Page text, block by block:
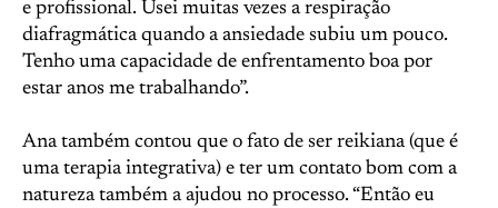
e profissional. Usei muitas vezes a respiração
diafragmática quando a ansiedade subiu um pouco.
Tenho uma capacidade de enfrentamento boa por
estar anos me trabalhando”.
Ana também contou que o fato de ser reikiana (que é
uma terapia integrativa) e ter um contato bom com a
natureza também a ajudou no processo. “Então eu